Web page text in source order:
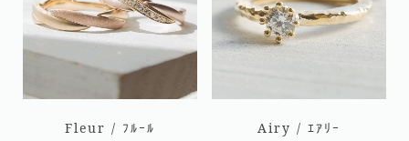
Fleur / ﾌﾙｰﾙ Airy / ｴｱﾘｰ